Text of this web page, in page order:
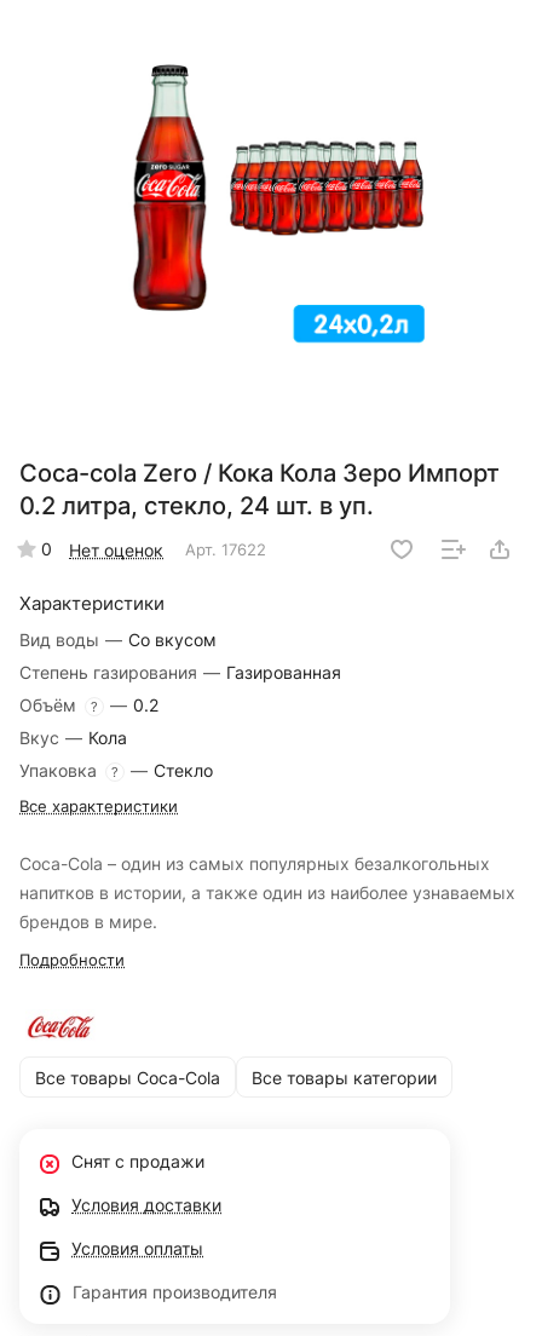
Coca-cola Zero / Кока Кола Зеро Импорт
0.2 литра, стекло, 24 шт. в уп.
0 Нет оценок Арт. 17622
Характеристики
Вид воды — Со вкусом
Степень газирования — Газированная
Объём
? — 0.2
Вкус — Кола
Упаковка
? — Стекло
Все характеристики
Coca-Cola – один из самых популярных безалкогольных
напитков в истории, а также один из наиболее узнаваемых
брендов в мире.
Подробности
Все товары Coca-Cola Все товары категории
Снят с продажи
Условия доставки
Условия оплаты
Гарантия производителя